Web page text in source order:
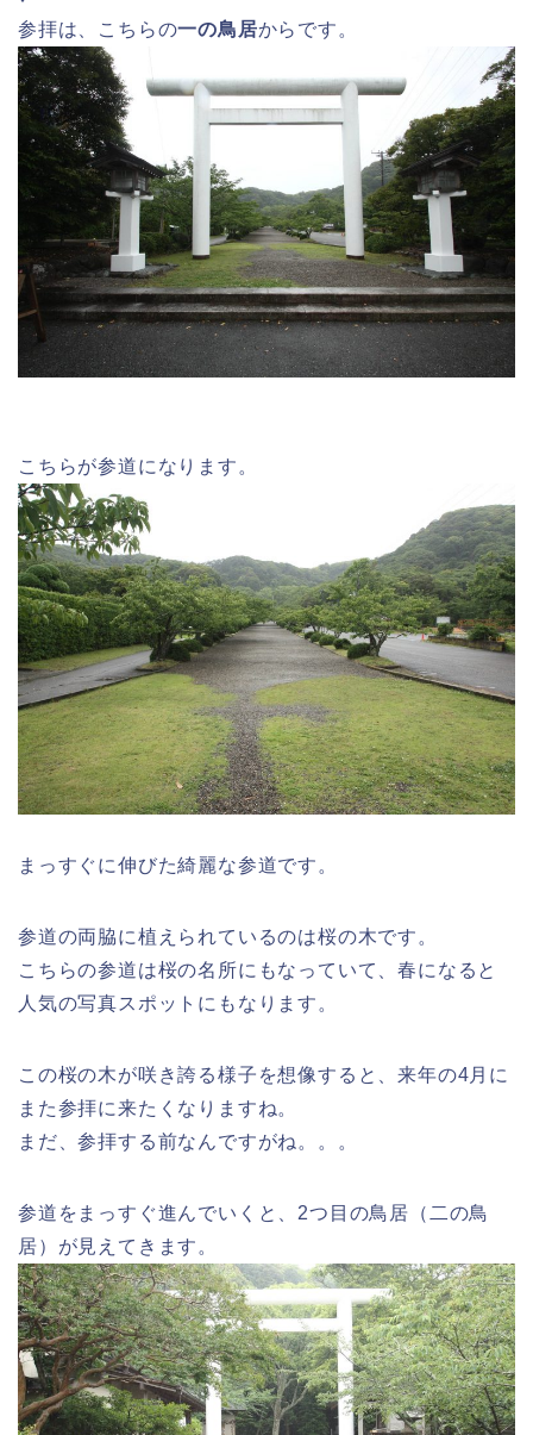
参拝は、こちらの一の鳥居からです。
こちらが参道になります。
まっすぐに伸びた綺麗な参道です。
参道の両脇に植えられているのは桜の木です。
こちらの参道は桜の名所にもなっていて、春になると
人気の写真スポットにもなります。
この桜の木が咲き誇る様子を想像すると、来年の4月に
また参拝に来たくなりますね。
まだ、参拝する前なんですがね。。。
参道をまっすぐ進んでいくと、2つ目の鳥居（二の鳥
居）が見えてきます。